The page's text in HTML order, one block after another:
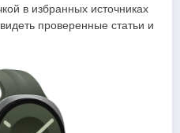
в избранных источниках
проверенные статьи и